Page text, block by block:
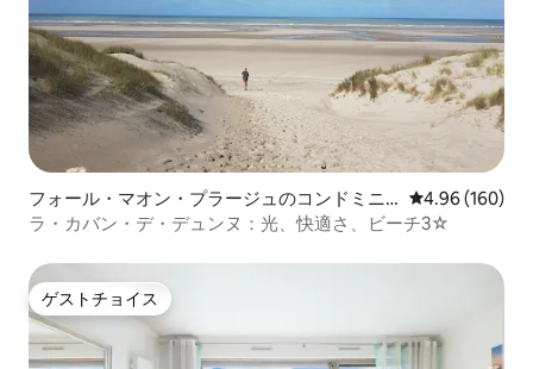
フォール・マオン・プラージュのコンドミニ
アム
レビュー160
4.96 (160)
ラ・カバン・デ・デュンヌ：光、快適さ、ビーチ3☆
ゲストチョイス
ゲストチョイス